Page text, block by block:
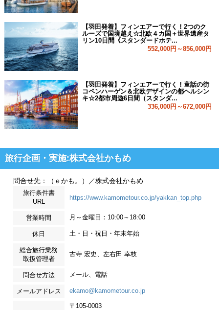
【羽田発着】フィンエアーで行く！2つのク
ルーズで国境越え☆北欧４カ国＋世界遺産タ
リン10日間《スタンダードホテ...
552,000円～856,000円
【羽田発着】フィンエアーで行く！童話の街
コペンハーゲン＆北欧デザインの都ヘルシン
キ☆2都市周遊6日間（スタンダ...
336,000円～672,000円
旅行企画・実施:株式会社かもめ
問合せ先：（ｅかも。）／株式会社かもめ
旅行条件書
URL
https://www.kamometour.co.jp/yakkan_top.php
営業時間 月～金曜日：10:00～18:00
休日 土・日・祝日・年末年始
総合旅行業務
取扱管理者
古寺 宏史、左右田 幸枝
問合せ方法 メール、電話
メールアドレス ekamo@kamometour.co.jp
〒105-0003